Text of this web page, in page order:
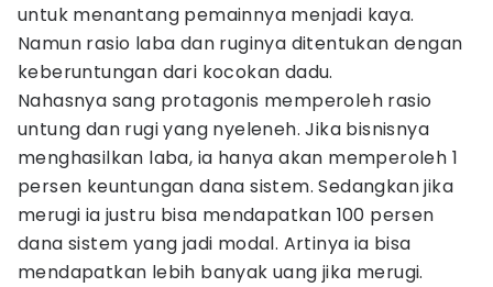
untuk menantang pemainnya menjadi kaya.
Namun rasio laba dan ruginya ditentukan dengan
keberuntungan dari kocokan dadu.
Nahasnya sang protagonis memperoleh rasio
untung dan rugi yang nyeleneh. Jika bisnisnya
menghasilkan laba, ia hanya akan memperoleh 1
persen keuntungan dana sistem. Sedangkan jika
merugi ia justru bisa mendapatkan 100 persen
dana sistem yang jadi modal. Artinya ia bisa
mendapatkan lebih banyak uang jika merugi.